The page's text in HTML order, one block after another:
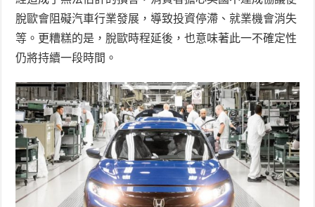
脫歐會阻礙汽車行業發展，導致投資停滯、就業機會消失
等。更糟糕的是，脫歐時程延後，也意味著此一不確定性
仍將持續一段時間。